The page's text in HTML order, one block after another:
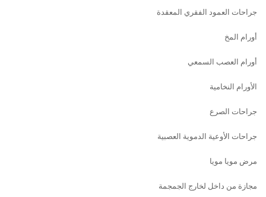
جراحات العمود الفقري المعقدة
أورام المخ
أورام العصب السمعي
الأورام النخامية
جراحات الصرع
جراحات الأوعية الدموية العصبية
مرض مويا مويا
مجازة من داخل لخارج الجمجمة